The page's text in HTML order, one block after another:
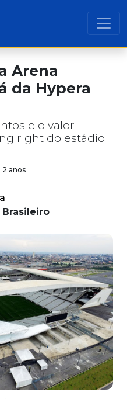
Arena
da Hypera
e o valor
right do estádio
2 anos